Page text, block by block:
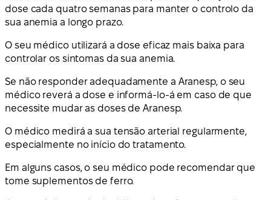
dose cada quatro semanas para manter o controlo da
sua anemia a longo prazo.
O seu médico utilizará a dose eficaz mais baixa para
controlar os sintomas da sua anemia.
Se não responder adequadamente a Aranesp, o seu
médico reverá a dose e informá-lo-á em caso de que
necessite mudar as doses de Aranesp.
O médico medirá a sua tensão arterial regularmente,
especialmente no início do tratamento.
Em alguns casos, o seu médico pode recomendar que
tome suplementos de ferro.